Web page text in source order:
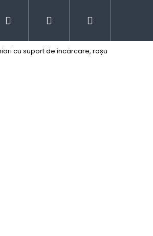
Căutare Autentificare
cu suport de încărcare, roșu